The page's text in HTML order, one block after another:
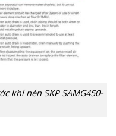
khí nén SKP SAMG450-